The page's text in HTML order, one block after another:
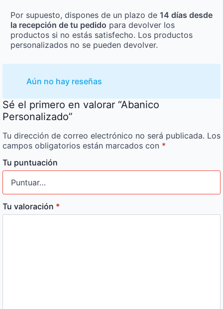
Por supuesto, dispones de un plazo de 14 días desde
la recepción de tu pedido para devolver los
productos si no estás satisfecho. Los productos
personalizados no se pueden devolver.
Aún no hay reseñas
Sé el primero en valorar “Abanico
Personalizado”
Tu dirección de correo electrónico no será publicada. Los
campos obligatorios están marcados con *
Tu puntuación
Tu valoración *